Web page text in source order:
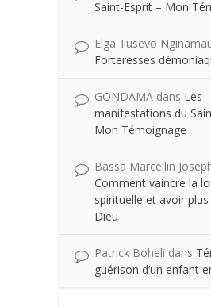
Saint-Esprit – Mon
Elga Tusevo
Forteresses
GONDAMA dans Les
manifestations du
Mon Témoignage
Bassa Marcellin
Comment vaincre la
spirituelle et avoir
Dieu
Patrick Boheli dans
guérison d’un enfant